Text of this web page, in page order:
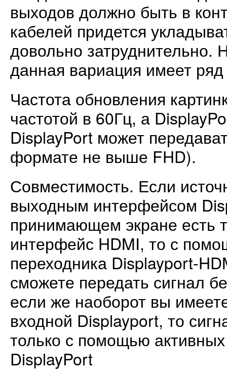
выходов должно быть в
кабелей придется
довольно затруднительно.
данная вариация имеет
Частота обновления
частотой в 60Гц, а
DisplayPort может
формате не выше FHD).
Совместимость. Если
выходным интерфейсом
принимающем экране есть
интерфейс HDMI, то с
переходника Displayport-
сможете передать сигнал
если же наоборот вы
входной Displayport, то
только с помощью
DisplayPort